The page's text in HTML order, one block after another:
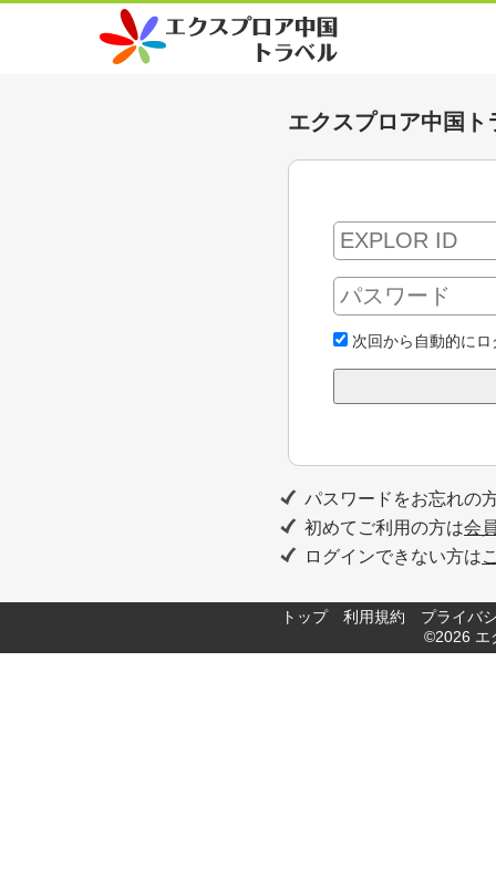
エクスプロア中国ト
次回から自動的に
パスワードをお忘れの
初めてご利用の方は会
ログインできない方は
トップ 利用規約
プライバ
©2026 エ